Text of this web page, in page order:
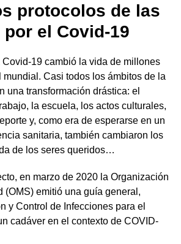
protocolos de las
el Covid-19
Covid-19 cambió la vida de millones
Casi todos los ámbitos de la
una transformación drástica: el
la escuela, los actos culturales,
y, como era de esperarse en un
sanitaria, también cambiaron los
de los seres queridos…
en marzo de 2020 la Organización
(OMS) emitió una guía general,
y Control de Infecciones para el
cadáver en el contexto de COVID-